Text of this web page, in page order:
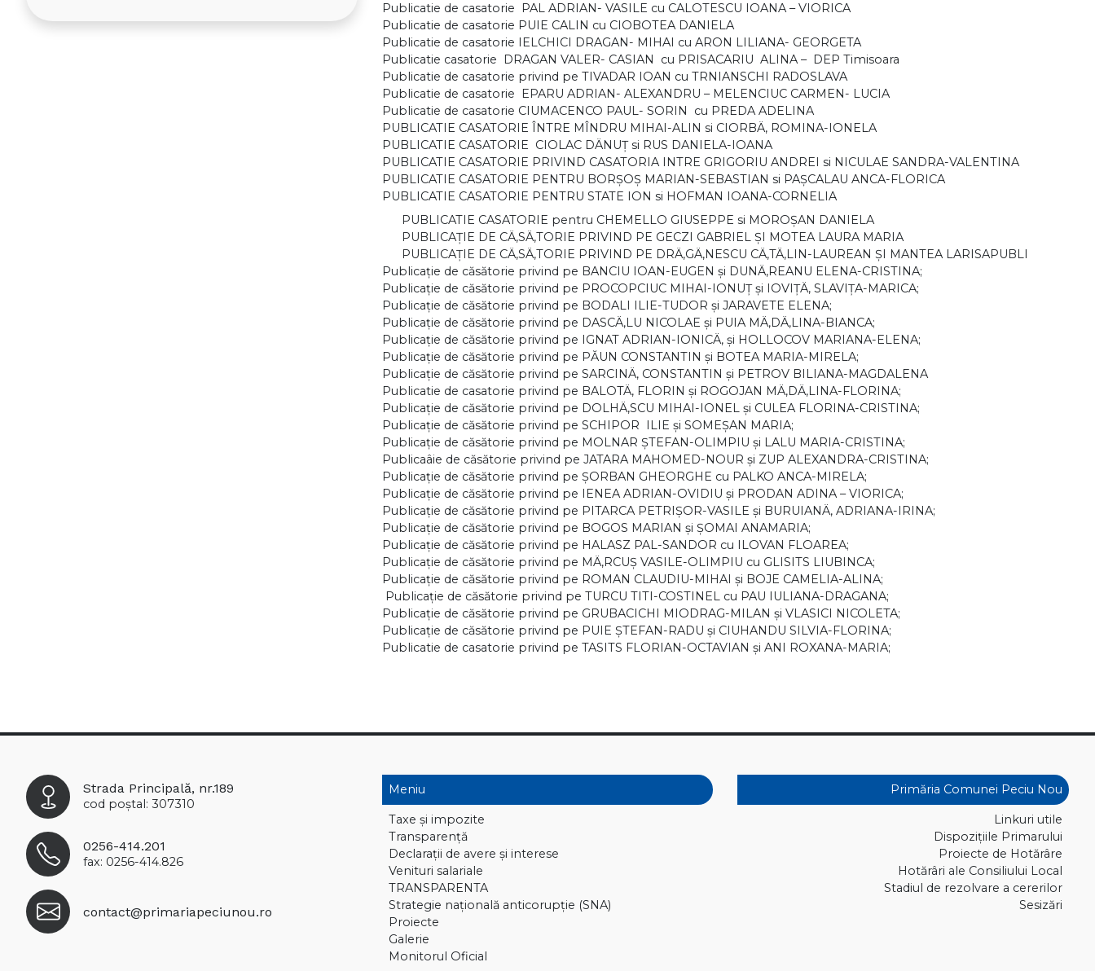
Publicatie de casatorie PAL ADRIAN- VASILE cu CALOTESCU IOANA – VIORICA
Publicatie de casatorie PUIE CALIN cu CIOBOTEA DANIELA
Publicatie de casatorie IELCHICI DRAGAN- MIHAI cu ARON LILIANA- GEORGETA
Publicatie casatorie DRAGAN VALER- CASIAN cu PRISACARIU ALINA – DEP Timisoara
Publicatie de casatorie privind pe TIVADAR IOAN cu TRNIANSCHI RADOSLAVA
Publicatie de casatorie EPARU ADRIAN- ALEXANDRU – MELENCIUC CARMEN- LUCIA
Publicatie de casatorie CIUMACENCO PAUL- SORIN cu PREDA ADELINA
PUBLICATIE CASATORIE ÎNTRE MÎNDRU MIHAI-ALIN si CIORBÄ‚ ROMINA-IONELA
PUBLICATIE CASATORIE CIOLAC DÄNUŢ si RUS DANIELA-IOANA
PUBLICATIE CASATORIE PRIVIND CASATORIA INTRE GRIGORIU ANDREI si NICULAE SANDRA-VALENTINA
PUBLICATIE CASATORIE PENTRU BORŞOŞ MARIAN-SEBASTIAN si PAŞCALAU ANCA-FLORICA
PUBLICATIE CASATORIE PENTRU STATE ION si HOFMAN IOANA-CORNELIA
PUBLICATIE CASATORIE pentru CHEMELLO GIUSEPPE si MOROŞAN DANIELA
PUBLICAŢIE DE CÄ‚SÄ‚TORIE PRIVIND PE GECZI GABRIEL ŞI MOTEA LAURA MARIA
PUBLICAŢIE DE CÄ‚SÄ‚TORIE PRIVIND PE DRÄ‚GÄ‚NESCU CÄ‚TÄ‚LIN-LAUREAN ŞI MANTEA LARISAPUBLI
Publicaţie de căsătorie privind pe BANCIU IOAN-EUGEN şi DUNÄ‚REANU ELENA-CRISTINA;
Publicaţie de căsătorie privind pe PROCOPCIUC MIHAI-IONUŢ şi IOVIŢÄ‚ SLAVIŢA-MARICA;
Publicaţie de căsătorie privind pe BODALI ILIE-TUDOR şi JARAVETE ELENA;
Publicaţie de căsătorie privind pe DASCÄ‚LU NICOLAE şi PUIA MÄ‚DÄ‚LINA-BIANCA;
Publicaţie de căsătorie privind pe IGNAT ADRIAN-IONICÄ‚ şi HOLLOCOV MARIANA-ELENA;
Publicaţie de căsătorie privind pe PĂUN CONSTANTIN şi BOTEA MARIA-MIRELA;
Publicaţie de căsătorie privind pe SARCINÄ‚ CONSTANTIN şi PETROV BILIANA-MAGDALENA
Publicatie de casatorie privind pe BALOTÄ‚ FLORIN şi ROGOJAN MÄ‚DÄ‚LINA-FLORINA;
Publicaţie de căsătorie privind pe DOLHÄ‚SCU MIHAI-IONEL şi CULEA FLORINA-CRISTINA;
Publicaţie de căsătorie privind pe SCHIPOR ILIE şi SOMEŞAN MARIA;
Publicaţie de căsătorie privind pe MOLNAR ŞTEFAN-OLIMPIU şi LALU MARIA-CRISTINA;
Publicaâie de căsătorie privind pe JATARA MAHOMED-NOUR şi ZUP ALEXANDRA-CRISTINA;
Publicaţie de căsătorie privind pe ŞORBAN GHEORGHE cu PALKO ANCA-MIRELA;
Publicaţie de căsătorie privind pe IENEA ADRIAN-OVIDIU şi PRODAN ADINA – VIORICA;
Publicaţie de căsătorie privind pe PITARCA PETRIŞOR-VASILE şi BURUIANÄ‚ ADRIANA-IRINA;
Publicaţie de căsătorie privind pe BOGOS MARIAN şi ŞOMAI ANAMARIA;
Publicaţie de căsătorie privind pe HALASZ PAL-SANDOR cu ILOVAN FLOAREA;
Publicaţie de căsătorie privind pe MÄ‚RCUŞ VASILE-OLIMPIU cu GLISITS LIUBINCA;
Publicaţie de căsătorie privind pe ROMAN CLAUDIU-MIHAI şi BOJE CAMELIA-ALINA;
Publicaţie de căsătorie privind pe TURCU TITI-COSTINEL cu PAU IULIANA-DRAGANA;
Publicaţie de căsătorie privind pe GRUBACICHI MIODRAG-MILAN şi VLASICI NICOLETA;
Publicaţie de căsătorie privind pe PUIE ŞTEFAN-RADU şi CIUHANDU SILVIA-FLORINA;
Publicatie de casatorie privind pe TASITS FLORIAN-OCTAVIAN şi ANI ROXANA-MARIA;
Strada Principală, nr.189
cod poștal: 307310
0256-414.201
fax: 0256-414.826
contact@primariapeciunou.ro
Meniu
Taxe și impozite
Transparență
Declaraţii de avere și interese
Venituri salariale
TRANSPARENTA
Strategie națională anticorupție (SNA)
Proiecte
Galerie
Monitorul Oficial
Primăria Comunei Peciu Nou
Linkuri utile
Dispoziţiile Primarului
Proiecte de Hotărâre
Hotărâri ale Consiliului Local
Stadiul de rezolvare a cererilor
Sesizări